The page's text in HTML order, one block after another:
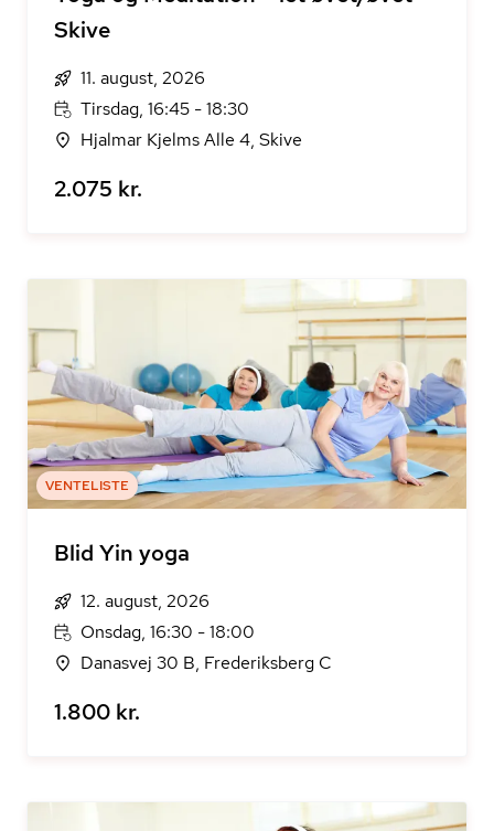
Skive
11. august, 2026
Tirsdag, 16:45 - 18:30
Hjalmar Kjelms Alle 4, Skive
2.075 kr.
VENTELISTE
Blid Yin yoga
12. august, 2026
Onsdag, 16:30 - 18:00
Danasvej 30 B, Frederiksberg C
1.800 kr.